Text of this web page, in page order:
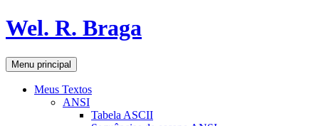
Pular
para
conteúdo
Wel. R. Braga
Pesquisar
Menu principal
Meus Textos
ANSI
Tabela ASCII